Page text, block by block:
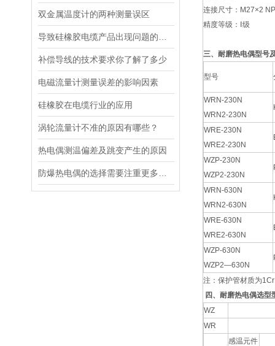
双金属温度计的两种测量误区
补偿导线的技术要求你了解了多少
电磁流量计测量误差的影响因素
硅橡胶在电缆行业的应用
涡轮流量计不准的原因有哪些？
热电偶测温偏差及跳变产生的原因
连接尺寸：M27×2
精度等级：Ⅰ级
三、耐磨热电偶型号
型号
WRN-230N
WRN2-230N
WRE-230N
WRE2-230N
WZP-230N
WZP2-230N
WRN-630N
WRN2-630N
WRE-630N
WRE2-630N
WZP-630N
WZP2—630N
注：保护管材质为
四、耐磨热电偶选型
WZ
WR
感温元件